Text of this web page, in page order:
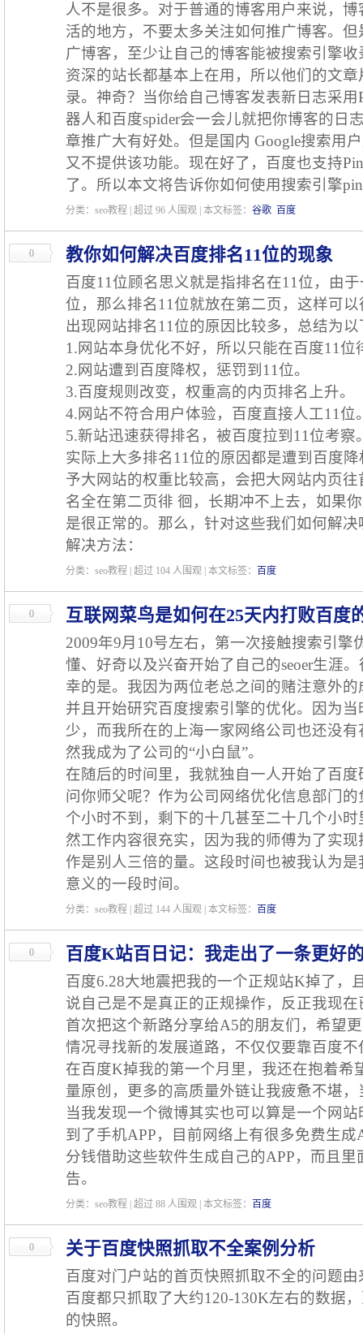
人不是很多。对于普通的博客用户来说，
活的地方，不要太多关注如何推广博客。
广博客，至少让自己的博客能被搜索引擎
资深的站长都基本上在用，所以他们的文
录。神奇？当你给自己博客发表新日志采
器人和百度spider会一会儿就把你博客的日
章推广大有好处。但是国内 Google搜索用
又不提供该功能。现在好了，百度也支持
了。所以本文将告诉你如何使用搜索引擎
分类：seo教程 | 超过 96 人围观 | 本文标签： 谷歌 百度
0 教你如何解决百度排名11位的现象
百度11位顾名思义就是指排名在11位，由
位，那么排名11位就放在第二页，这样可
出现网站排名11位的原因比较多，总结为
1.网站本身优化不好，所以只能在百度11位
2.网站遭到百度降权，惩罚到11位。
3.百度规则改变，权重高的内页排名上升。
4.网站不符合用户体验，百度直接人工11位
5.新站迅速获得排名，被百度拉到11位考察
实际上大多排名11位的原因都是遭到百度
予大网站的权重比较高，会把大网站内页
名全在第二页徘 徊，长期冲不上去，如果
是很正常的。那么，针对这些我们如何解
解决方法：
分类：seo教程 | 超过 104 人围观 | 本文标签： 百度
0 互联网菜鸟是如何在25天内打败百度
2009年9月10号左右，第一次接触搜索引擎
懂、好奇以及兴奋开始了自己的seoer生涯
幸的是。我因为两位老总之间的赌注意外
并且开始研究百度搜索引擎的优化。因为
少，而我所在的上海一家网络公司也还没
然我成为了公司的“小白鼠”。
在随后的时间里，我就独自一人开始了百
问你师父呢？作为公司网络优化信息部门
个小时不到，剩下的十几甚至二十几个小
然工作内容很充实，因为我的师傅为了实
作是别人三倍的量。这段时间也被我认为
意义的一段时间。
分类：seo教程 | 超过 144 人围观 | 本文标签： 百度
0 百度K站百日记：我走出了一条更好
百度6.28大地震把我的一个正规站K掉了，
说自己是不是真正的正规操作，反正我现
首次把这个新路分享给A5的朋友们，希望
情况寻找新的发展道路，不仅仅要靠百度不
在百度K掉我的第一个月里，我还在抱着希
量原创，更多的高质量外链让我疲惫不堪
当我发现一个微博其实也可以算是一个网
到了手机APP，目前网络上有很多免费生
分钱借助这些软件生成自己的APP，而且
告。
分类：seo教程 | 超过 88 人围观 | 本文标签： 百度
0 关于百度快照抓取不全案例分析
百度对门户站的首页快照抓取不全的问题由
百度都只抓取了大约120-130K左右的数据
的快照。